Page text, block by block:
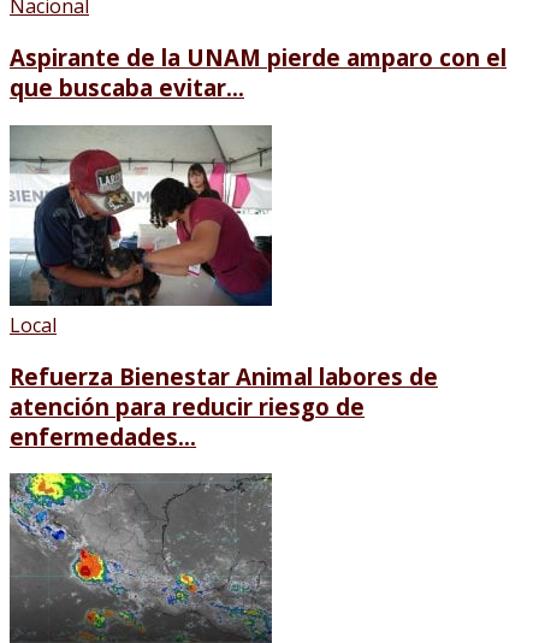
Nacional
Aspirante de la UNAM pierde amparo con el
que buscaba evitar...
Local
Refuerza Bienestar Animal labores de
atención para reducir riesgo de
enfermedades...